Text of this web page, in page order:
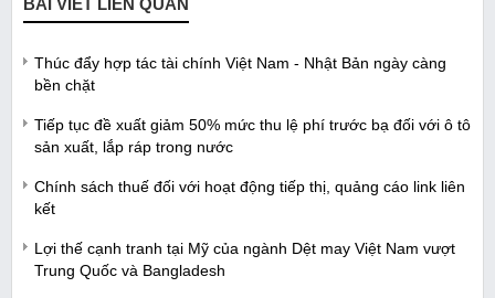
Thúc đẩy hợp tác tài chính Việt Nam - Nhật Bản ngày càng
bền chặt
Tiếp tục đề xuất giảm 50% mức thu lệ phí trước bạ đối với ô tô
sản xuất, lắp ráp trong nước
Chính sách thuế đối với hoạt động tiếp thị, quảng cáo link liên
kết
Lợi thế cạnh tranh tại Mỹ của ngành Dệt may Việt Nam vượt
Trung Quốc và Bangladesh